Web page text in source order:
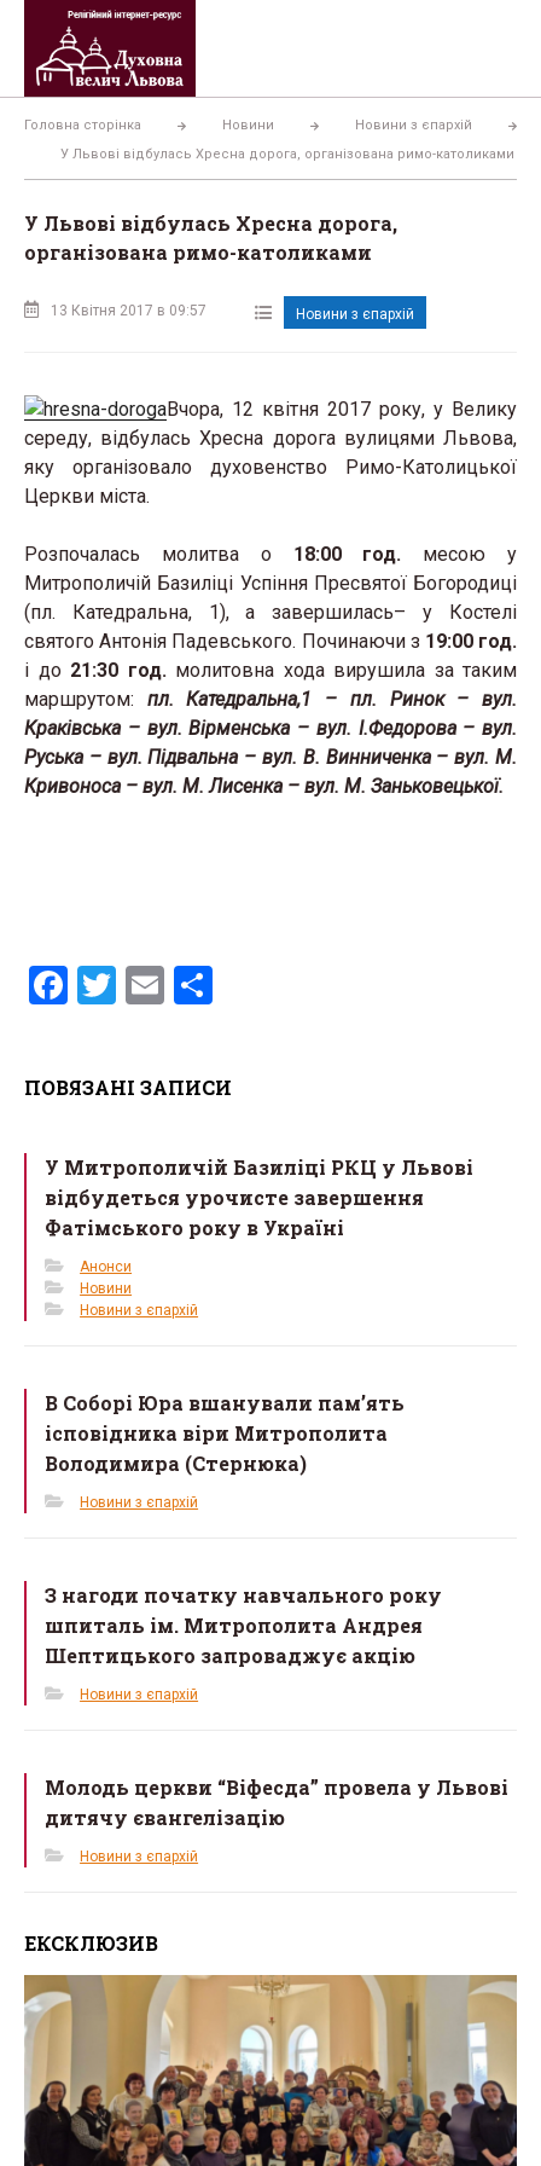
Перейти
вмісту
Головна сторінка Новини
Новини з єпархій
У Львові відбулась Хресна дорога, організована римо-католиками
У Львові відбулась Хресна дорога,
організована римо-католиками
13 Квітня 2017 в 09:57 Новини з єпархій
Вчора, 12 квітня 2017 року, у Велику
середу, відбулась Хресна дорога вулицями Львова,
яку організовало духовенство Римо-Католицької
Церкви міста.
Розпочалась молитва о 18:00 год. месою у
Митрополичій Базиліці Успіння Пресвятої Богородиці
(пл. Катедральна, 1), а завершилась– у Костелі
святого Антонія Падевського. Починаючи з 19:00 год.
і до 21:30 год.молитовна хода вирушила за таким
маршрутом: пл. Катедральна,1 – пл. Ринок – вул.
Краківська – вул. Вірменська – вул. І.Федорова – вул.
Руська – вул. Підвальна – вул. В. Винниченка – вул. М.
Кривоноса – вул. М. Лисенка – вул. М. Заньковецької.
F
b
o
k
T
er
E
e
ПОВЯЗАНІ ЗАПИСИ
У Митрополичій Базиліці РКЦ у Львові
відбудеться урочисте завершення
Фатімського року в Україні
Анонси
Новини
Новини з єпархій
В Соборі Юра вшанували пам’ять
ісповідника віри Митрополита
Володимира (Стернюка)
Новини з єпархій
З нагоди початку навчального року
шпиталь ім. Митрополита Андрея
Шептицького запроваджує акцію
Новини з єпархій
Молодь церкви “Віфесда” провела у Львові
дитячу євангелізацію
Новини з єпархій
ЕКСКЛЮЗИВ